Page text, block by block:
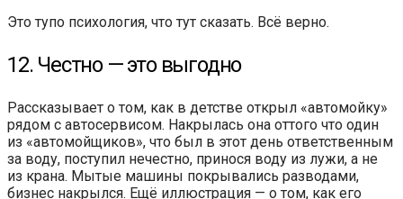
Это тупо психология, что тут сказать. Всё верно.
12. Честно — это выгодно
Рассказывает о том, как в детстве открыл «автомойку»
рядом с автосервисом. Накрылась она оттого что один
из «автомойщиков», что был в этот день ответственным
за воду, поступил нечестно, принося воду из лужи, а не
из крана. Мытые машины покрывались разводами,
бизнес накрылся. Ещё иллюстрация — о том, как его